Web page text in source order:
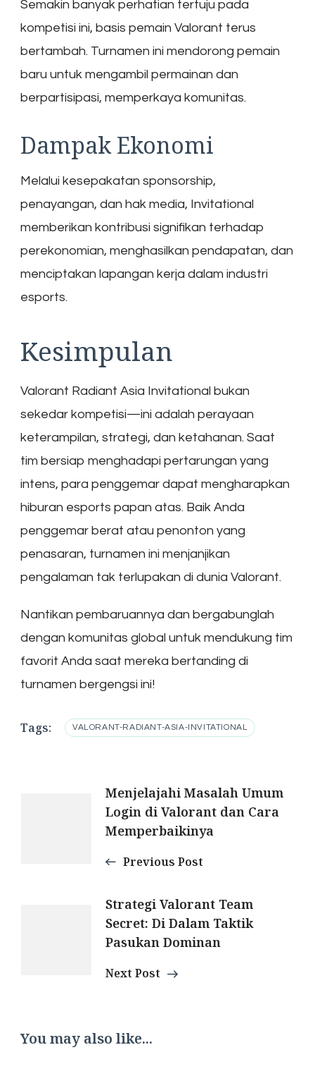
Semakin banyak perhatian tertuju pada
kompetisi ini, basis pemain Valorant terus
bertambah. Turnamen ini mendorong pemain
baru untuk mengambil permainan dan
berpartisipasi, memperkaya komunitas.
Dampak Ekonomi
Melalui kesepakatan sponsorship,
penayangan, dan hak media, Invitational
memberikan kontribusi signifikan terhadap
perekonomian, menghasilkan pendapatan, dan
menciptakan lapangan kerja dalam industri
esports.
Kesimpulan
Valorant Radiant Asia Invitational bukan
sekedar kompetisi—ini adalah perayaan
keterampilan, strategi, dan ketahanan. Saat
tim bersiap menghadapi pertarungan yang
intens, para penggemar dapat mengharapkan
hiburan esports papan atas. Baik Anda
penggemar berat atau penonton yang
penasaran, turnamen ini menjanjikan
pengalaman tak terlupakan di dunia Valorant.
Nantikan pembaruannya dan bergabunglah
dengan komunitas global untuk mendukung tim
favorit Anda saat mereka bertanding di
turnamen bergengsi ini!
Tags: VALORANT-RADIANT-ASIA-INVITATIONAL
Navigation
Menjelajahi Masalah Umum
Login di Valorant dan Cara
Memperbaikinya
Previous Post
Strategi Valorant Team
Secret: Di Dalam Taktik
Pasukan Dominan
Next Post
You may also like...